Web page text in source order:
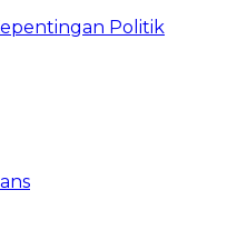
Politik